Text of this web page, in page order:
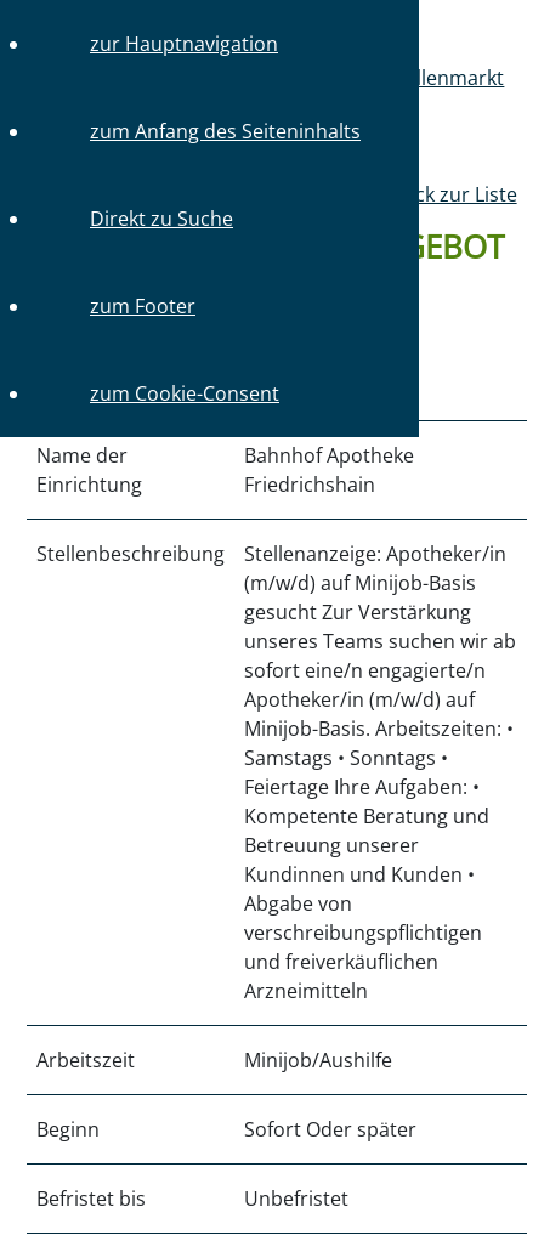
zur Hauptnavigation
zum Anfang des Seiteninhalts
Direkt zu Suche
zum Footer
zum Cookie-Consent
Stellenmarkt
Zurück zur Liste
DETAILS ZUM STELLENANGEBOT
Art der Einrichtung Apotheke
Name der
Einrichtung
Bahnhof Apotheke
Friedrichshain
Stellenbeschreibung
Stellenanzeige: Apotheker/in
(m/w/d) auf Minijob-Basis
gesucht Zur Verstärkung
unseres Teams suchen wir ab
sofort eine/n engagierte/n
Apotheker/in (m/w/d) auf
Minijob-Basis. Arbeitszeiten: •
Samstags • Sonntags •
Feiertage Ihre Aufgaben: •
Kompetente Beratung und
Betreuung unserer
Kundinnen und Kunden •
Abgabe von
verschreibungspflichtigen
und freiverkäuflichen
Arzneimitteln
Arbeitszeit Minijob/Aushilfe
Beginn Sofort Oder später
Befristet bis Unbefristet